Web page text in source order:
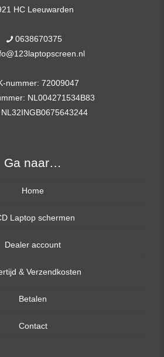
HC Leeuwarden
0638670375
nummer: 72009047
NL004271534B83
NL32INGB0675643244
Ga naar…
Home
Laptop schermen
13,3 inch
14,0 inch
15,6 inch
17,3 inch
Dealer account
& Verzendkosten
Betalen
Contact